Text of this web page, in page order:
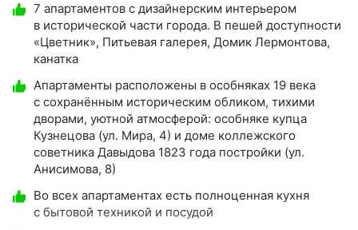
7 апартаментов с дизайнерским интерьером
в исторической части города. В пешей доступности
«Цветник», Питьевая галерея, Домик Лермонтова,
канатка
Апартаменты расположены в особняках 19 века
с сохранённым историческим обликом, тихими
дворами, уютной атмосферой: особняке купца
Кузнецова (ул. Мира, 4) и доме коллежского
советника Давыдова 1823 года постройки (ул.
Анисимова, 8)
Во всех апартаментах есть полноценная кухня
с бытовой техникой и посудой